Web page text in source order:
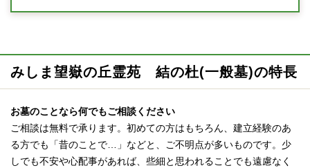
みしま望嶽の丘霊苑 結の杜(一般墓)の特長
お墓のことなら何でもご相談ください
ご相談は無料で承ります。初めての方はもちろん、建立経験のあ
る方でも「昔のことで…」などと、ご不明点が多いものです。少
しでも不安や心配事があれば、些細と思われることでも遠慮なく